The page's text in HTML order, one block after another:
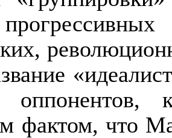
оппонентов,
фактом, что